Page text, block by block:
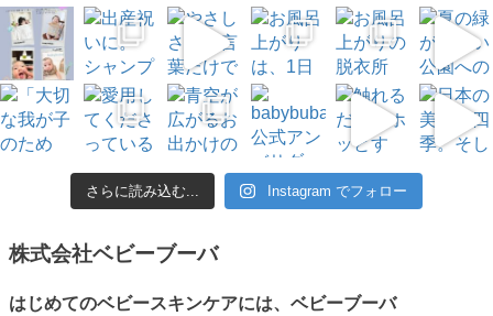
さらに読み込む... Instagram でフォロー
株式会社ベビーブーバ
はじめてのベビースキンケアには、ベビーブーバ